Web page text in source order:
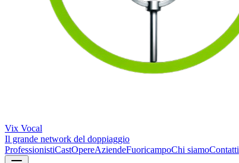
Vix Vocal
Il grande network del doppiaggio
ProfessionistiCastOpereAziendeFuoricampoChi siamoContatti